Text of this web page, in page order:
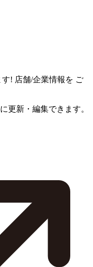
す! 店舗/企業情報を ご
更新・編集できます。